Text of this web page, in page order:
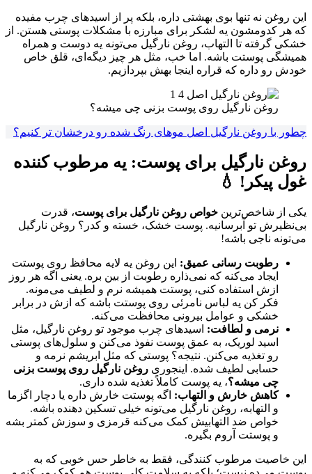
این روغن نه تنها بوی بهشتی داره، بلکه پر از اسیدهای چرب مفیده
که هر کدومشون یه لشکر برای مبارزه با مشکلات پوستی هستن. از
خشکی گرفته تا التهاب، روغن نارگیل می‌تونه یه دوست و همراه
همیشگی پوستت باشه. اما خب، مثل هر چیز دیگه‌ای، قلق خاص
خودش رو داره که قراره اینجا بهش بپردازیم.
روغن نارگیل روی پوست بزنی چی میشه؟
چطور با روغن نارگیل اصل موهای رنگ شده رو درخشان تر کنیم؟
روغن نارگیل برای پوست: یه مرطوب کننده
غول پیکر! 💧
یکی از شاخص‌ترین خواص روغن نارگیل برای پوست، قدرت
بی‌نظیرش تو آبرسانیه. پوست خشک، خسته و کدر؟ روغن نارگیل
می‌تونه ناجی باشه!
رطوبت رسانی عمیق: این روغن یه لایه محافظ روی پوستت
ایجاد می‌کنه که نمی‌ذاره رطوبت از بین بره. یعنی اگه هر روز
ازش استفاده کنی، پوستت همیشه نرم و لطیف می‌مونه.
فکر کن یه لباس نامرئی روی پوستت باشه که ازش در برابر
خشکی و عوامل بیرونی محافظت می‌کنه.
نرمی و لطافت: اسیدهای چرب موجود تو روغن نارگیل، مثل
اسید لوریک، به عمق پوست نفوذ می‌کنن و سلول‌های پوستی
رو تغذیه می‌کنن. نتیجه؟ پوستی که مثل ابریشم نرمه و
حسابی لطیف شده. اینجوری روغن نارگیل روی پوست بزنی
چی میشه؟، یه پوست کاملاً تغذیه شده داری.
کاهش خارش و التهاب: اگه پوستت خارش داره یا دچار اگزما
و التهابه، روغن نارگیل می‌تونه خیلی تسکین دهنده باشه.
خواص ضد التهابیش کمک می‌کنه قرمزی و سوزش کمتر بشه
و پوستت آروم بگیره.
این خاصیت مرطوب کنندگی، فقط به خاطر حس خوبی که به